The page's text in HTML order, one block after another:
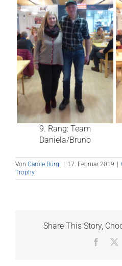
9. Rang: Team
Daniela/Bruno
Von Carole Bürgi 17. Februar 2019
Trophy
Share This Story,